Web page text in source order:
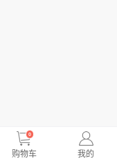
0
购物车 我的